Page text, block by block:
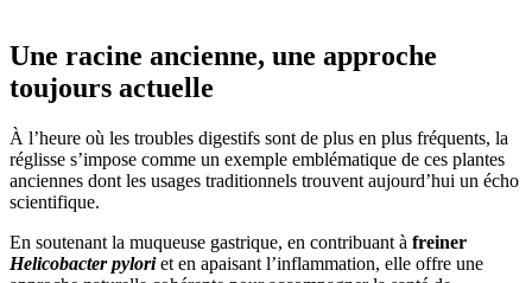
Une racine ancienne, une approche
toujours actuelle
À l’heure où les troubles digestifs sont de plus en plus fréquents, la
réglisse s’impose comme un exemple emblématique de ces plantes
anciennes dont les usages traditionnels trouvent aujourd’hui un écho
scientifique.
En soutenant la muqueuse gastrique, en contribuant à freiner
Helicobacter pylori et en apaisant l’inflammation, elle offre une